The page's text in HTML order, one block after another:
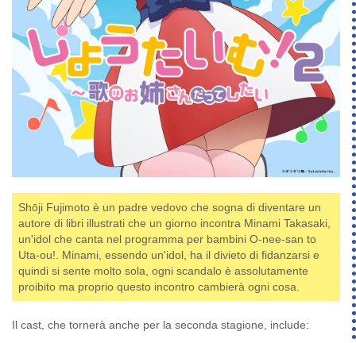
Shōji Fujimoto è un padre vedovo che sogna di diventare un
autore di libri illustrati che un giorno incontra Minami Takasaki,
un'idol che canta nel programma per bambini O-nee-san to
Uta-ou!. Minami, essendo un'idol, ha il divieto di fidanzarsi e
quindi si sente molto sola, ogni scandalo è assolutamente
proibito ma proprio questo incontro cambierà ogni cosa.
Il cast, che tornerà anche per la seconda stagione, include: